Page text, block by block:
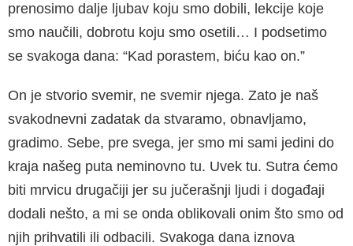
prenosimo dalje ljubav koju smo dobi­li, lekcije koje
smo naučili, dobrotu koju smo osetili… I podsetimo
se svakoga dana: “Kad porastem, biću kao on.”
On je stvorio svemir, ne svemir njega. Zato je naš
svakodnevni zadatak da stvaramo, obna­vljamo,
gradimo. Sebe, pre svega, jer smo mi sami jedini do
kraja našeg puta neminovno tu. Uvek tu. Sutra ćemo
biti mrvicu drugačiji jer su jučerašnji ljudi i događaji
dodali nešto, a mi se onda oblikovali onim što smo od
njih prihvatili ili odbacili. Svakoga dana iznova